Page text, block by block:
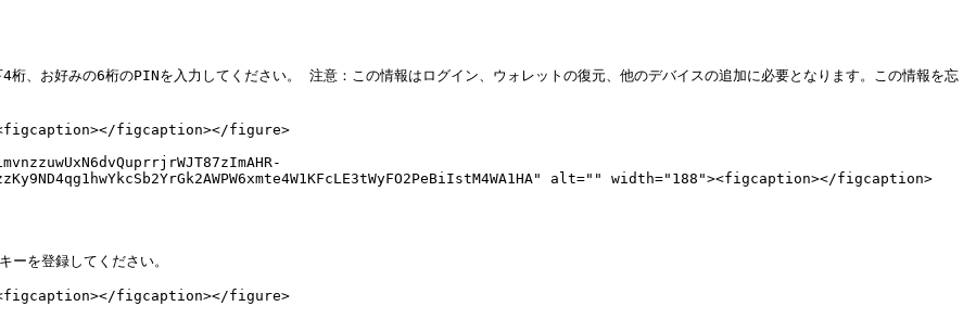
お好みの6桁のPINを入力してください。 注意：この情報はログイン、ウォレットの復元、他のデバイスの追加に必要となります。この情報を忘
figcaption></figure>
alt="" width="188"><figcaption></figcaption>
を登録してください。
figcaption></figure>